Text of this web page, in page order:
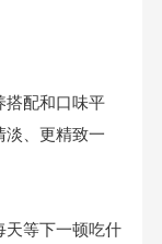
搭配和口味平
淡、更精致一
天等下一顿吃什